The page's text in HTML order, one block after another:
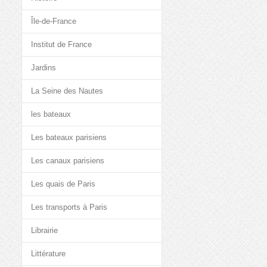
Île-de-France
Institut de France
Jardins
La Seine des Nautes
les bateaux
Les bateaux parisiens
Les canaux parisiens
Les quais de Paris
Les transports à Paris
Librairie
Littérature